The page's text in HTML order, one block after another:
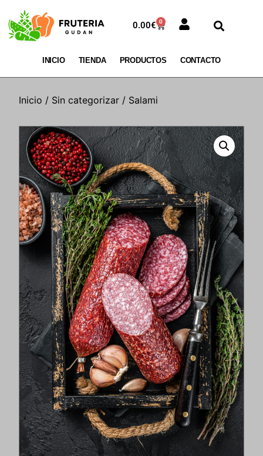
INICIO TIENDA PRODUCTOS CONTACTO
0.00€ 0
Inicio / Sin categorizar / Salami